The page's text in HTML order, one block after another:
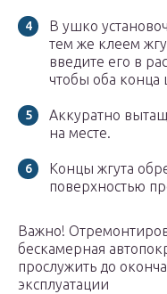
В ушко
тем же клеем
введите его в
чтобы оба конца
Аккуратно
на месте.
Концы жгута
поверхностью
Важно!
бескамерная
прослужить до
эксплуатации